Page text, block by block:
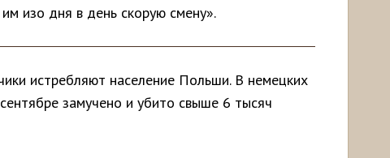
изо дня в день скорую смену».
истребляют население Польши. В немецких
замучено и убито свыше 6 тысяч